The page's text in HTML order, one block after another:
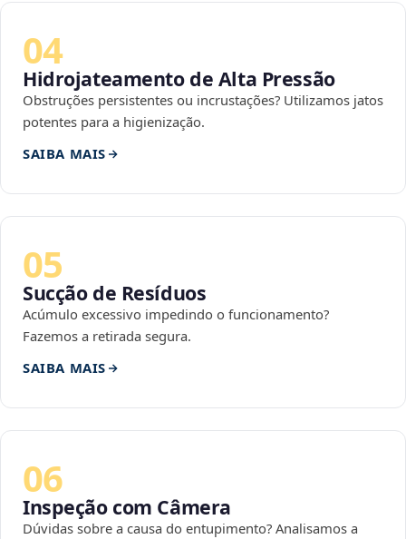
04
Hidrojateamento de Alta Pressão
Obstruções persistentes ou incrustações? Utilizamos jatos
potentes para a higienização.
SAIBA MAIS
05
Sucção de Resíduos
Acúmulo excessivo impedindo o funcionamento?
Fazemos a retirada segura.
SAIBA MAIS
06
Inspeção com Câmera
Dúvidas sobre a causa do entupimento? Analisamos a